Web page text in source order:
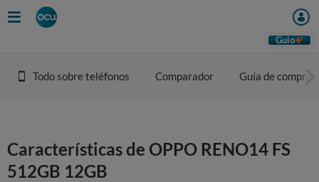
Guio
Todo sobre teléfonos Comparador Guía de compra
Características de OPPO RENO14 FS
512GB 12GB